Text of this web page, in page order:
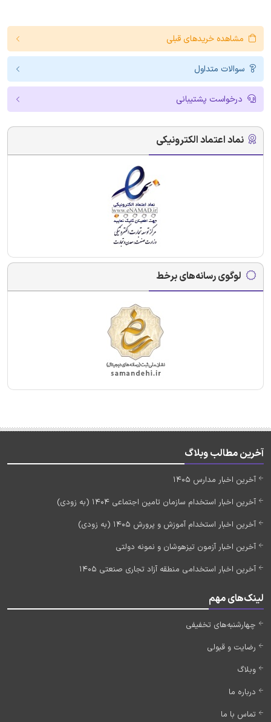
مشاهده خریدهای قبلی
سوالات متداول
درخواست پشتیبانی
نماد اعتماد الکترونیکی
لوگوی رسانه‌های برخط
آخرین مطالب وبلاگ
آخرین اخبار مدارس 1405
آخرین اخبار استخدام سازمان تامین اجتماعی 1404 (به زودی)
آخرین اخبار استخدام آموزش و پرورش 1405 (به زودی)
آخرین اخبار آزمون تیزهوشان و نمونه دولتی
آخرین اخبار استخدامی منطقه آزاد تجاری صنعتی 1405
لینک‌های مهم
چهارشنبه‌های تخفیفی
رضایت و قبولی
وبلاگ
درباره ما
تماس با ما